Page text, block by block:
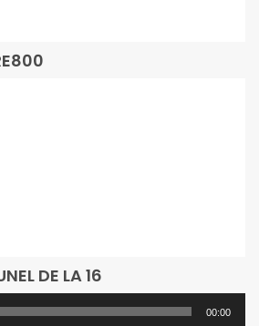
DE LA 16
00:00